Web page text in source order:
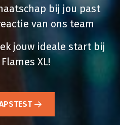
bij jou past
van ons team
jouw ideale start bij
XL!